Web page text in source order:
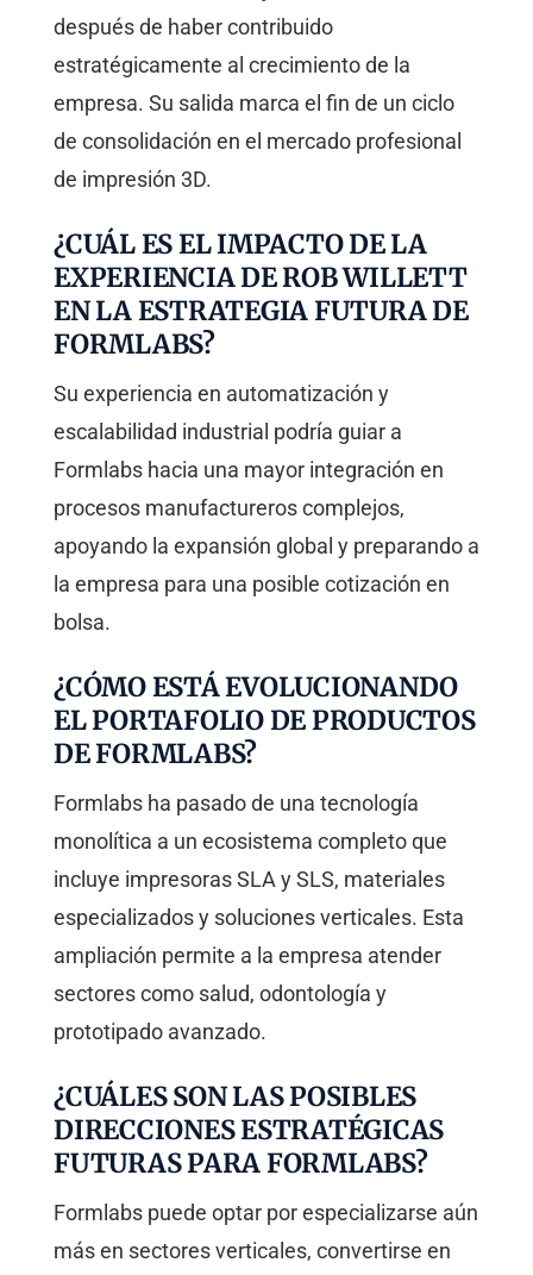
después de haber contribuido
estratégicamente al crecimiento de la
empresa. Su salida marca el fin de un ciclo
de consolidación en el mercado profesional
de impresión 3D.
¿CUÁL ES EL IMPACTO DE LA
EXPERIENCIA DE ROB WILLETT
EN LA ESTRATEGIA FUTURA DE
FORMLABS?
Su experiencia en automatización y
escalabilidad industrial podría guiar a
Formlabs hacia una mayor integración en
procesos manufactureros complejos,
apoyando la expansión global y preparando a
la empresa para una posible cotización en
bolsa.
¿CÓMO ESTÁ EVOLUCIONANDO
EL PORTAFOLIO DE PRODUCTOS
DE FORMLABS?
Formlabs ha pasado de una tecnología
monolítica a un ecosistema completo que
incluye impresoras SLA y SLS, materiales
especializados y soluciones verticales. Esta
ampliación permite a la empresa atender
sectores como salud, odontología y
prototipado avanzado.
¿CUÁLES SON LAS POSIBLES
DIRECCIONES ESTRATÉGICAS
FUTURAS PARA FORMLABS?
Formlabs puede optar por especializarse aún
más en sectores verticales, convertirse en